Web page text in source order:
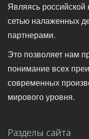
Являясь
сетью налаженных
партнерами.
Это позволяет нам
понимание всех
современных
мирового уровня.
Разделы сайта